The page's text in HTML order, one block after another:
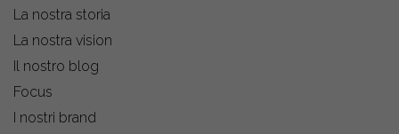
La nostra storia
La nostra vision
Il nostro blog
Focus
I nostri brand